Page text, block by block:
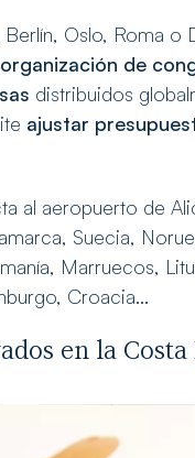
Berlín, Oslo, Roma
organización de
distribuidos
ajustar
al aeropuerto de
Suecia,
Marruecos,
Croacia…
en la